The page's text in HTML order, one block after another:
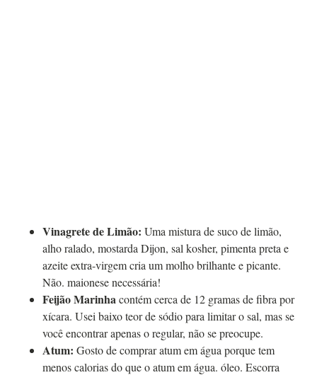
Vinagrete de Limão: Uma mistura de suco de limão,
alho ralado, mostarda Dijon, sal kosher, pimenta preta e
azeite extra-virgem cria um molho brilhante e picante.
Não. maionese necessária!
Feijão Marinhacontém cerca de 12 gramas de fibra por
xícara. Usei baixo teor de sódio para limitar o sal, mas se
você encontrar apenas o regular, não se preocupe.
Atum: Gosto de comprar atum em água porque tem
menos calorias do que o atum em água. óleo. Escorra